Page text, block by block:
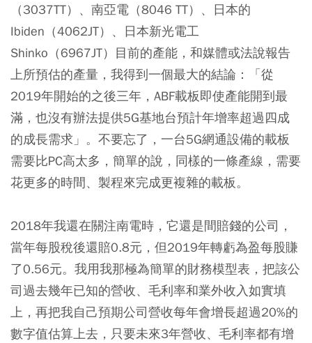
（3037TT）、南亞電（8046 TT）、日本的
Ibiden（4062JT）、日本新光電工
Shinko（6967JT）目前的產能，和媒體或法說報告
上所預估的產量，我得到一個最大的結論：「從
2019年開始的之後三年，ABF載板即使產能開到最
滿，也沒有辦法提供5G基地台預計年增率超過四成
的成長需求」。不要忘了，一台5G網通設備的載板
需要比PC高太多，簡單的說，同樣的一條產線，需要
花更多的時間、製程來完成更複雜的載板。
2018年我還在關注南電時，它還是間賠錢的公司，
當年每股稅後還賠0.8元，但2019年轉虧為盈每股賺
了0.56元。我用我那極為簡單的財務模型表，把該公
司過去幾年已知的營收、毛利率和業外收入如實填
上，再把我自己預期公司營收每年會增長超過20%的
數字值估算上去，只要未來3年營收、毛利率都有增